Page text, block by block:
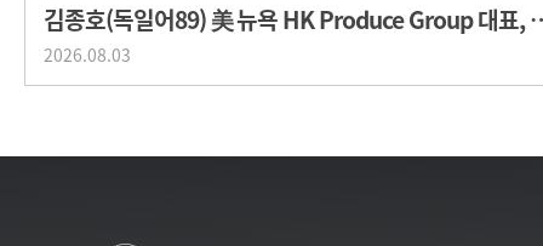
김종호(독일어89) 美
2026.08.03